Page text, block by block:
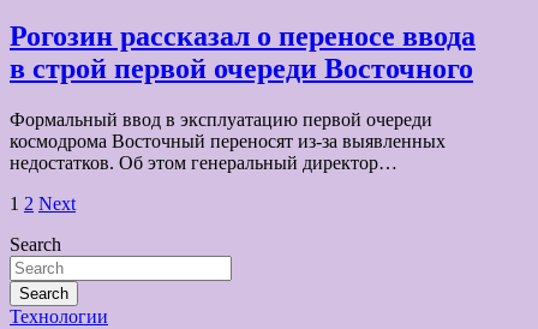
Рогозин рассказал о переносе ввода
в строй первой очереди Восточного
Формальный ввод в эксплуатацию первой очереди
космодрома Восточный переносят из-за выявленных
недостатков. Об этом генеральный директор…
Пагинация
записей
1 2 Next
Search
Search
Технологии